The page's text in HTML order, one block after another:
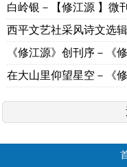
白岭银－【修江源 】微
西平文艺社采风诗文选
《修江源》创刊序－《
在大山里仰望星空－《